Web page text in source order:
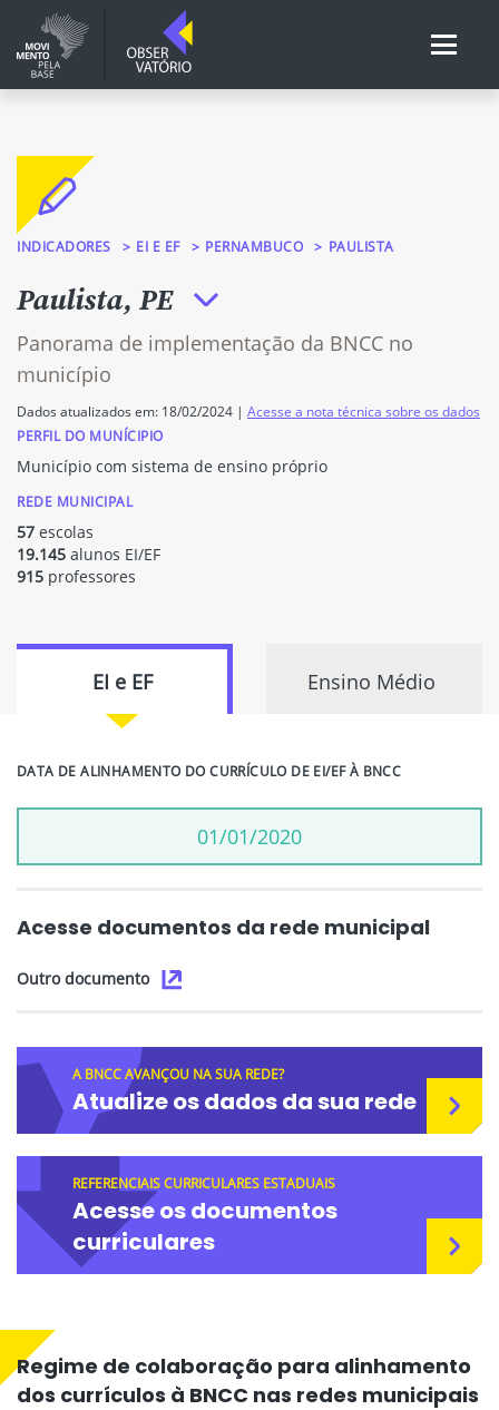
INDICADORES EI E EF PERNAMBUCO PAULISTA
Paulista, PE
Panorama de implementação da BNCC no
município
Dados atualizados em: 18/02/2024 | Acesse a nota técnica sobre os dados
PERFIL DO MUNÍCIPIO
Município com sistema de ensino próprio
REDE MUNICIPAL
57 escolas
19.145 alunos EI/EF
915 professores
EI e EF Ensino Médio
DATA DE ALINHAMENTO DO CURRÍCULO DE EI/EF À BNCC
01/01/2020
Acesse documentos da rede municipal
Outro documento
A BNCC AVANÇOU NA SUA REDE?
Atualize os dados da sua rede
REFERENCIAIS CURRICULARES ESTADUAIS
Acesse os documentos
curriculares
Regime de colaboração para alinhamento
dos currículos à BNCC nas redes municipais